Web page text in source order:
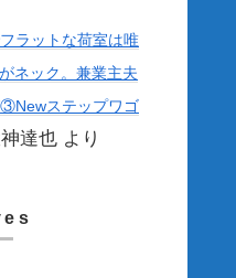
ラットな荷室は唯
ネック。兼業主夫
ステップワゴ
達也 より